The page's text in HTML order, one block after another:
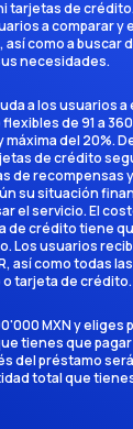
tarjetas de
a comparar
como a buscar
necesidades.
a los usuarios
de 91 a
del 20%.
de crédito
de recompensas
su situación
el servicio. El
de crédito tiene
Los usuarios
así como todas
tarjeta de crédito.
MXN y eliges
tienes que
del préstamo
total que